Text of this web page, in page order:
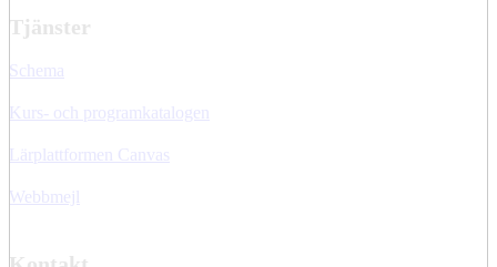
Tjänster
Schema
Kurs- och programkatalogen
Lärplattformen Canvas
Webbmejl